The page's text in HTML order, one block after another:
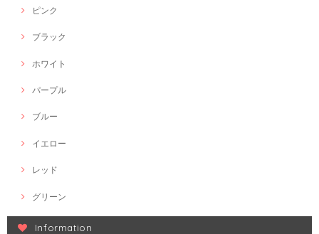
ピンク
ブラック
ホワイト
パープル
ブルー
イエロー
レッド
グリーン
Information